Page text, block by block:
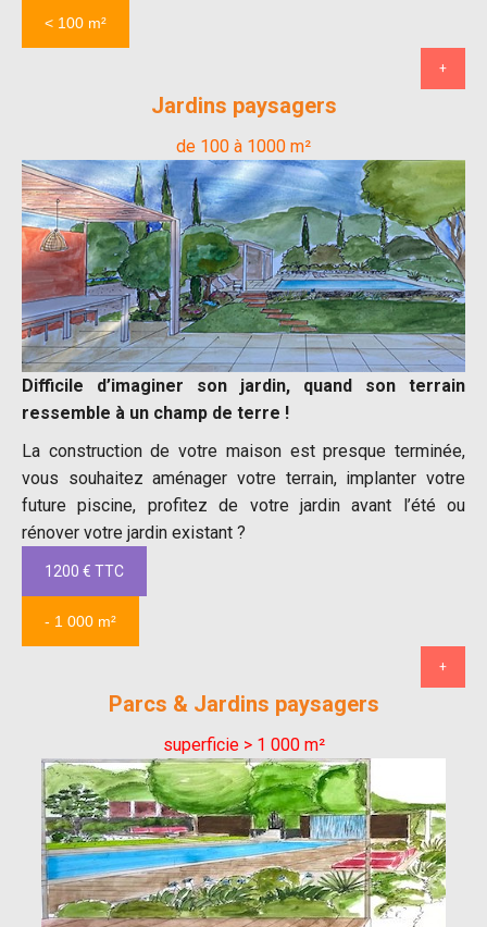
< 100 m²
+
Jardins paysagers
de 100 à 1000 m²
Difficile d’imaginer son jardin, quand son terrain
ressemble à un champ de terre !
La construction de votre maison est presque terminée,
vous souhaitez aménager votre terrain, implanter votre
future piscine, profitez de votre jardin avant l’été ou
rénover votre jardin existant ?
1200 € TTC
- 1 000 m²
+
Parcs & Jardins paysagers
superficie > 1 000 m²